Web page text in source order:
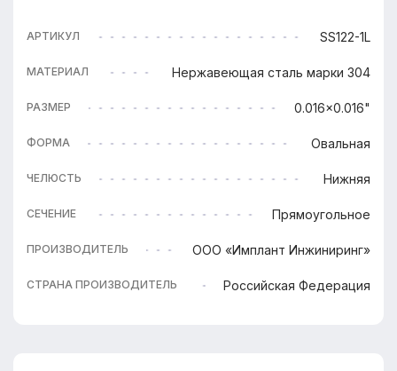
АРТИКУЛ SS122-1L
МАТЕРИАЛ Нержавеющая сталь марки 304
РАЗМЕР 0.016x0.016"
ФОРМА Овальная
ЧЕЛЮСТЬ Нижняя
СЕЧЕНИЕ Прямоугольное
ПРОИЗВОДИТЕЛЬ ООО «Имплант Инжиниринг»
СТРАНА ПРОИЗВОДИТЕЛЬ Российская Федерация